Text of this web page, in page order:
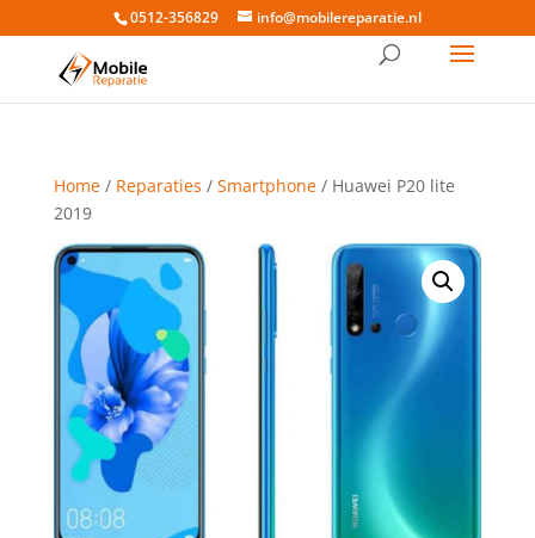
0512-356829 info@mobilereparatie.nl
Home/ Reparaties / Smartphone/ Huawei P20 lite
2019